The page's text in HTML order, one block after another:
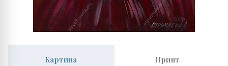
Картина Принт